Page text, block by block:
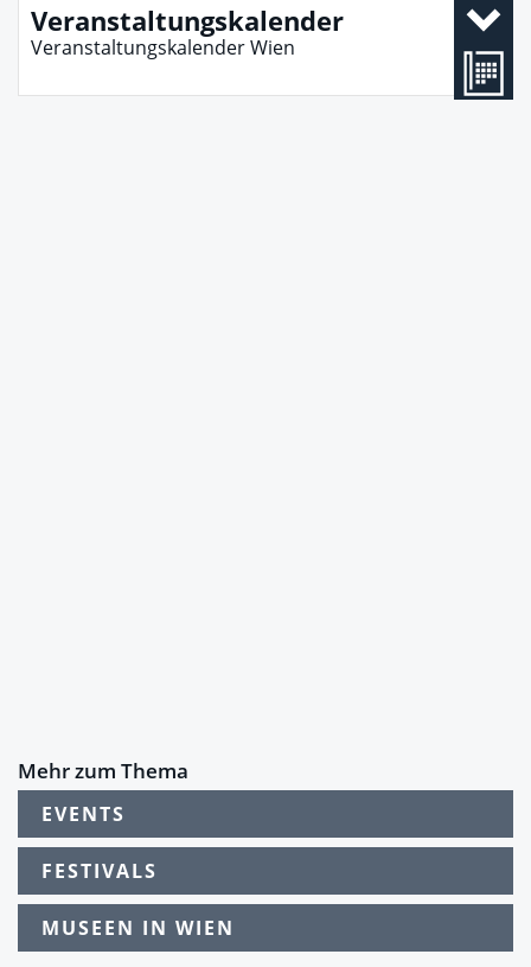
Veranstaltungskalender
Veranstaltungskalender Wien
Mehr zum Thema
EVENTS
FESTIVALS
MUSEEN IN WIEN